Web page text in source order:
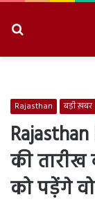
Rajasthan बड़ी ख़बर
की तारीख
को पड़ेंगे